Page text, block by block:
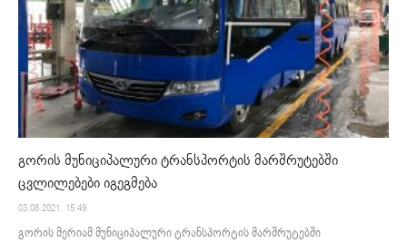
გორის მუნიციპალური ტრანსპორტის მარშრუტებში
ცვლილებები იგეგმება
03.08.2021. 15:49
გორის მერიამ მუნიციპალური ტრანსპორტის მარშრუტებში